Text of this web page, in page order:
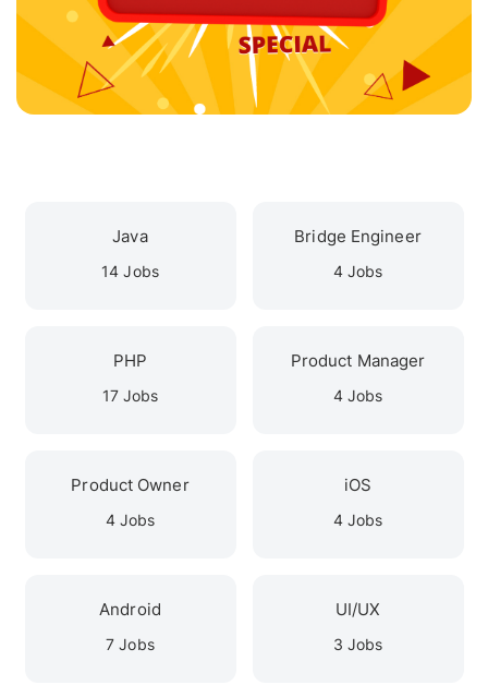
Java
14 Jobs
Bridge Engineer
4 Jobs
PHP
17 Jobs
Product Manager
4 Jobs
Product Owner
4 Jobs
iOS
4 Jobs
Android
7 Jobs
UI/UX
3 Jobs